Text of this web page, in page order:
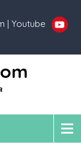
| Youtube